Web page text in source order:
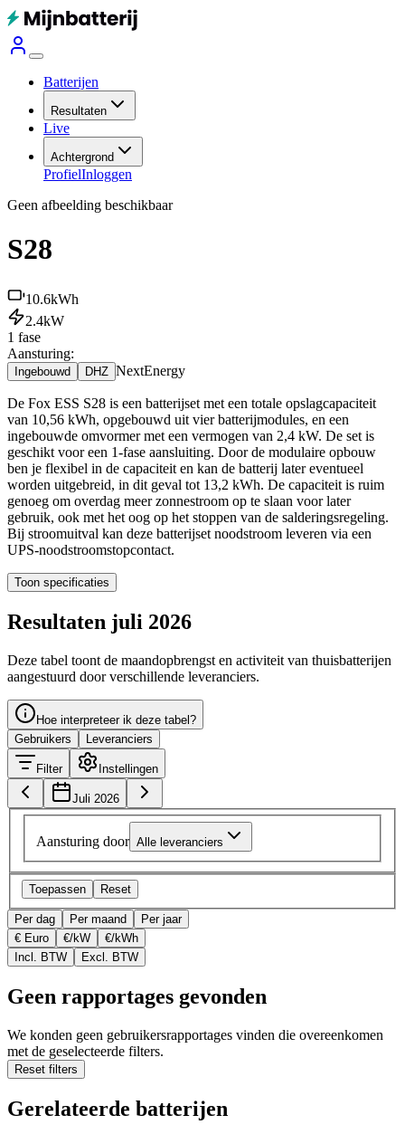
Batterijen
Resultaten
Live
Achtergrond
ProfielInloggen
Geen afbeelding beschikbaar
S28
10.6kWh
2.4kW
1 fase
Aansturing:
Ingebouwd DHZ NextEnergy
De Fox ESS S28 is een batterijset met een totale opslagcapaciteit
van 10,56 kWh, opgebouwd uit vier batterijmodules, en een
ingebouwde omvormer met een vermogen van 2,4 kW. De set is
geschikt voor een 1-fase aansluiting. Door de modulaire opbouw
ben je flexibel in de capaciteit en kan de batterij later eventueel
worden uitgebreid, in dit geval tot 13,2 kWh. De capaciteit is ruim
genoeg om overdag meer zonnestroom op te slaan voor later
gebruik, ook met het oog op het stoppen van de salderingsregeling.
Bij stroomuitval kan deze batterijset noodstroom leveren via een
UPS-noodstroomstopcontact.
Toon specificaties
Resultaten juli 2026
Deze tabel toont de maandopbrengst en activiteit van thuisbatterijen
aangestuurd door verschillende leveranciers.
Hoe interpreteer ik deze tabel?
Gebruikers
Leveranciers
Filter Instellingen
Juli 2026
Aansturing door Alle leveranciers
Toepassen Reset
Per dag Per maand
Per jaar
€ Euro
€/kW
€/kWh
Incl. BTW
Excl. BTW
Geen rapportages gevonden
We konden geen gebruikersrapportages vinden die overeenkomen
met de geselecteerde filters.
Reset filters
Gerelateerde batterijen